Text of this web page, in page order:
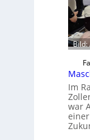
Bild:
Im
war